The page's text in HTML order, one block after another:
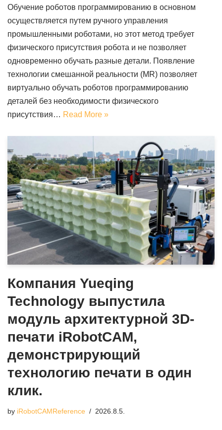
Обучение роботов программированию в основном
осуществляется путем ручного управления
промышленными роботами, но этот метод требует
физического присутствия робота и не позволяет
одновременно обучать разные детали. Появление
технологии смешанной реальности (MR) позволяет
виртуально обучать роботов программированию
деталей без необходимости физического
присутствия… Read More »
Компания Yueqing
Technology выпустила
модуль архитектурной 3D-
печати iRobotCAM,
демонстрирующий
технологию печати в один
клик.
by iRobotCAMReference 2026.8.5.